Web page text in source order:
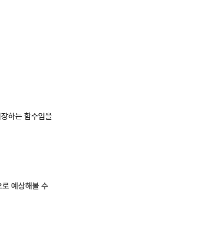
하는 함수임을
예상해볼 수